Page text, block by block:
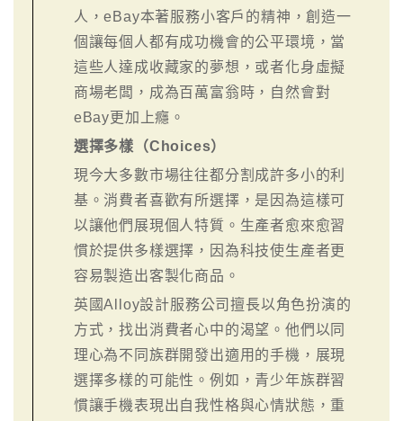
人，eBay本著服務小客戶的精神，創造一
個讓每個人都有成功機會的公平環境，當
這些人達成收藏家的夢想，或者化身虛擬
商場老闆，成為百萬富翁時，自然會對
eBay更加上癮。
選擇多樣（Choices）
現今大多數市場往往都分割成許多小的利
基。消費者喜歡有所選擇，是因為這樣可
以讓他們展現個人特質。生產者愈來愈習
慣於提供多樣選擇，因為科技使生產者更
容易製造出客製化商品。
英國Alloy設計服務公司擅長以角色扮演的
方式，找出消費者心中的渴望。他們以同
理心為不同族群開發出適用的手機，展現
選擇多樣的可能性。例如，青少年族群習
慣讓手機表現出自我性格與心情狀態，重